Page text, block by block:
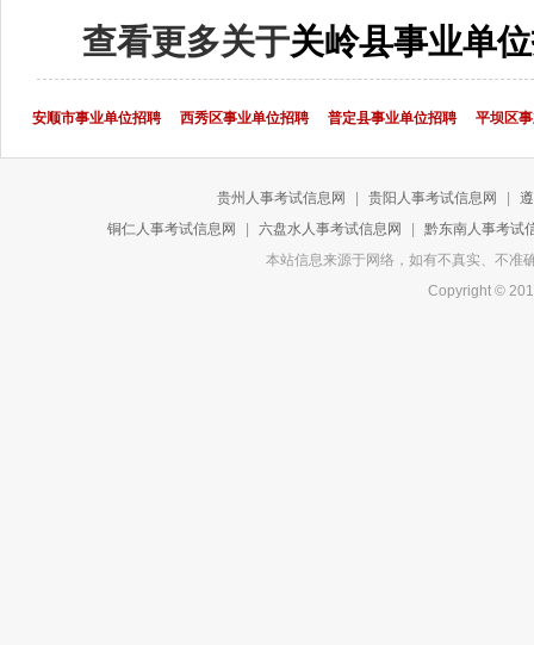
查看更多关于关岭县事业单
安顺市事业单位招聘 西秀区事业单位招聘 普定县事业单位招聘 平坝区
贵州人事考试信息网 贵阳人事考试信息网
铜仁人事考试信息网
六盘水人事考试信息网
黔东南人事考试
本站信息来源于网络，如有不真实、不
Copyright ©